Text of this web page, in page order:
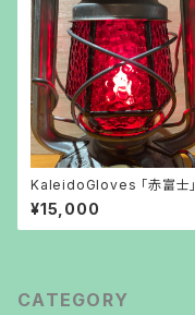
KaleidoGloves 「赤富士」
¥15,000
CATEGORY